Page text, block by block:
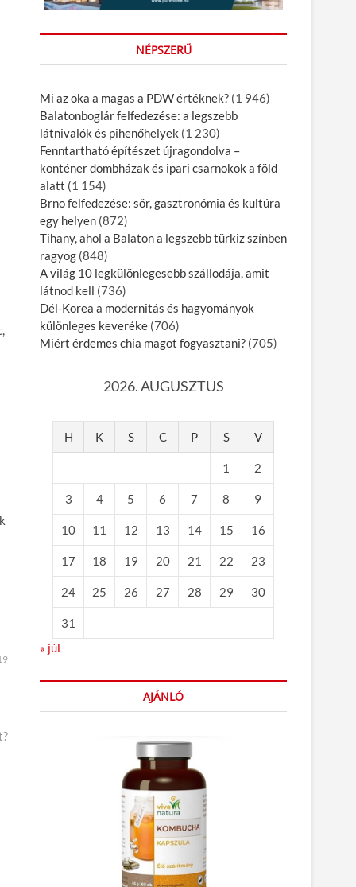
NÉPSZERŰ
Mi az oka a magas a PDW értéknek? (1 946)
Balatonboglár felfedezése: a legszebb
látnivalók és pihenőhelyek (1 230)
Fenntartható építészet újragondolva –
konténer dombházak és ipari csarnokok a föld
alatt (1 154)
Brno felfedezése: sör, gasztronómia és kultúra
egy helyen (872)
Tihany, ahol a Balaton a legszebb türkiz színben
ragyog (848)
A világ 10 legkülönlegesebb szállodája, amit
látnod kell (736)
Dél-Korea a modernitás és hagyományok
különleges keveréke (706)
Miért érdemes chia magot fogyasztani? (705)
2026. AUGUSZTUS
H K S C P S V
1 2
3 4 5 6 7 8 9
10 11 12 13 14 15 16
17 18 19 20 21 22 23
24 25 26 27 28 29 30
31
« júl
AJÁNLÓ